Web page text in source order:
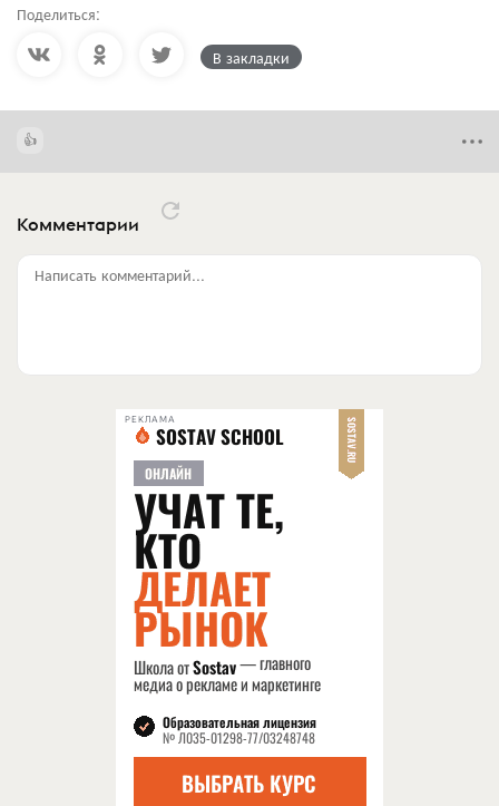
Поделиться:
В закладки
Комментарии
Написать комментарий...
РЕКЛАМА